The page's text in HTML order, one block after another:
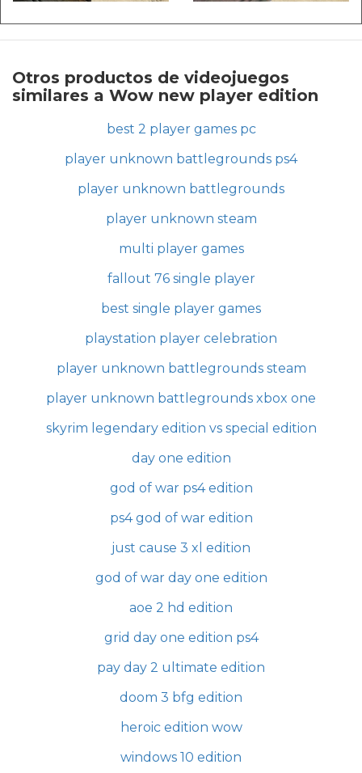
Otros productos de videojuegos
similares a Wow new player edition
best 2 player games pc
player unknown battlegrounds ps4
player unknown battlegrounds
player unknown steam
multi player games
fallout 76 single player
best single player games
playstation player celebration
player unknown battlegrounds steam
player unknown battlegrounds xbox one
skyrim legendary edition vs special edition
day one edition
god of war ps4 edition
ps4 god of war edition
just cause 3 xl edition
god of war day one edition
aoe 2 hd edition
grid day one edition ps4
pay day 2 ultimate edition
doom 3 bfg edition
heroic edition wow
windows 10 edition